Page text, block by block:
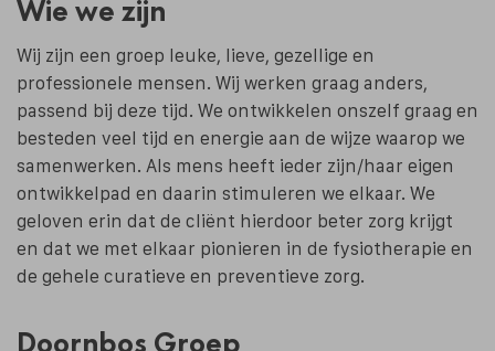
Wie we zijn
Wij zijn een groep leuke, lieve, gezellige en
professionele mensen. Wij werken graag anders,
passend bij deze tijd. We ontwikkelen onszelf graag en
besteden veel tijd en energie aan de wijze waarop we
samenwerken. Als mens heeft ieder zijn/haar eigen
ontwikkelpad en daarin stimuleren we elkaar. We
geloven erin dat de cliënt hierdoor beter zorg krijgt
en dat we met elkaar pionieren in de fysiotherapie en
de gehele curatieve en preventieve zorg.
Doornbos Groep